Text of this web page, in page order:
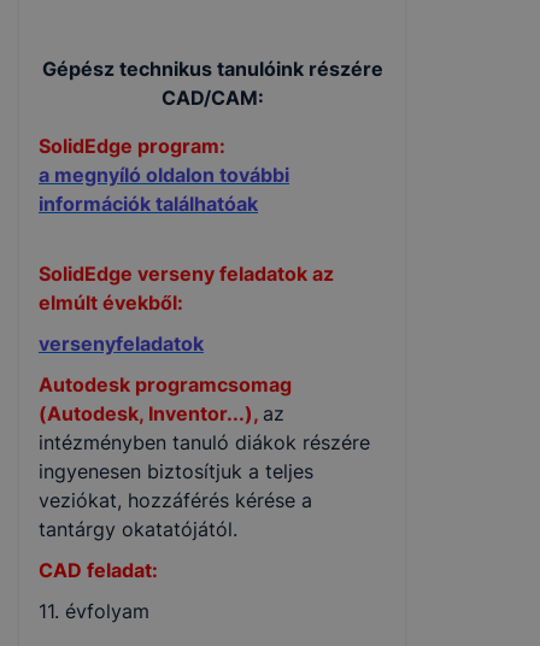
Gépész technikus tanulóink részére
CAD/CAM:
SolidEdge program:
a megnyíló oldalon további
információk találhatóak
SolidEdge verseny feladatok az
elmúlt évekből:
versenyfeladatok
Autodesk programcsomag
(Autodesk, Inventor...), az
intézményben tanuló diákok részére
ingyenesen biztosítjuk a teljes
veziókat, hozzáférés kérése a
tantárgy okatatójától.
CAD feladat:
11. évfolyam